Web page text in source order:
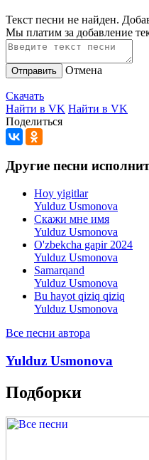
Текст песни не найден.
Мы платим за добавление
Отправить Отмена
Скачать
Найти в VK Найти в VK
Поделиться
Другие песни
Hoy yigitlar
Yulduz Usmonova
Скажи мне имя
Yulduz Usmonova
O'zbekcha gapir 2024
Yulduz Usmonova
Samarqand
Yulduz Usmonova
Bu hayot qiziq qiziq
Yulduz Usmonova
Все песни автора
Yulduz Usmonova
Подборки